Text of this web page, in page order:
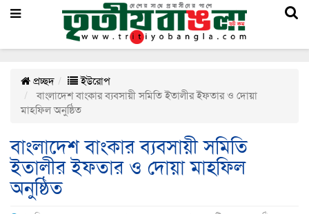
প্রচ্ছদ
ইউরোপ
বাংলাদেশ বাংকার ব্যবসায়ী সমিতি ইতালীর ইফতার ও দোয়া
মাহফিল অনুষ্ঠিত
বাংলাদেশ বাংকার ব্যবসায়ী সমিতি
ইতালীর ইফতার ও দোয়া মাহফিল
অনুষ্ঠিত